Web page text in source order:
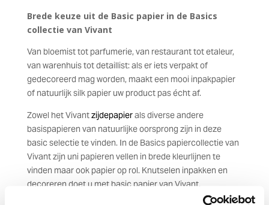
Brede keuze uit de Basic papier in de Basics
collectie van Vivant
Van bloemist tot parfumerie, van restaurant tot etaleur,
van warenhuis tot detaillist: als er iets verpakt of
gedecoreerd mag worden, maakt een mooi inpakpapier
of natuurlijk silk papier uw product pas écht af.
Zowel het Vivantzijdepapierals diverse andere
basispapieren van natuurlijke oorsprong zijn in deze
basic selectie te vinden. In de Basics papiercollectie van
Vivant zijn uni papieren vellen in brede kleurlijnen te
vinden maar ook papier op rol. Knutselen inpakken en
decoreren doet u met basic papier van Vivant.